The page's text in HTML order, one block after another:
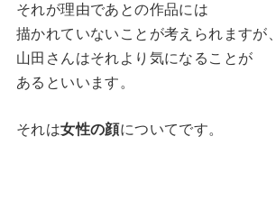
それが理由であとの作品には
描かれていないことが考えられますが、
山田さんはそれより気になることが
あるといいます。
それは女性の顔についてです。